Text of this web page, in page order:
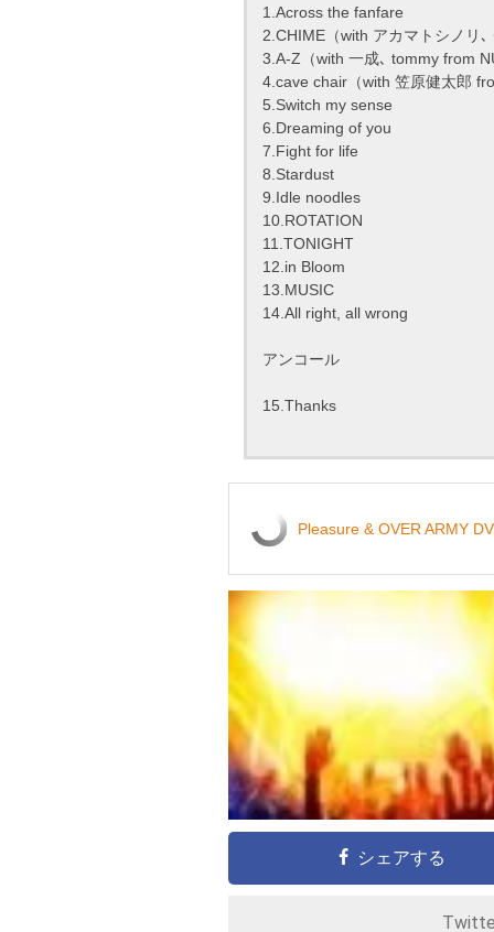
1.Across the fanfare
2.CHIME（with アカマトシノリ､
3.A-Z（with 一成､ tommy from
4.cave chair（with 笠原健太郎
5.Switch my sense
6.Dreaming of you
7.Fight for life
8.Stardust
9.Idle noodles
10.ROTATION
11.TONIGHT
12.in Bloom
13.MUSIC
14.All right, all wrong
アンコール
15.Thanks
Pleasure & OVER ARMY
シェアする